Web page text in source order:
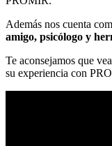
Además nos cuenta
amigo, psicólogo y
Te aconsejamos que
su experiencia con